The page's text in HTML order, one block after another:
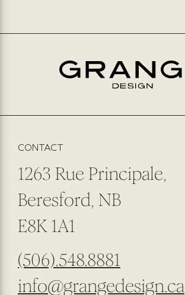
CONTACT
1263 Rue Principale,
Beresford, NB
E8K 1A1
(506).548.8881
info@grangedesign.ca